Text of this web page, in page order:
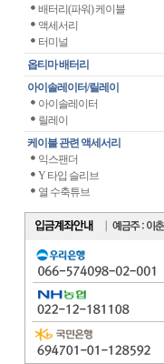
배터리(파워) 케이블
액세서리
터미널
옵티마 배터리
아이솔레이터/릴레이
아이솔레이터
릴레이
케이블 관련 액세서리
익스팬더
Y 타입 슬리브
열 수축튜브